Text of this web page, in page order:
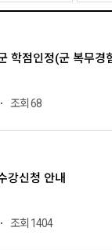
조회 68
강신청 안내
조회 1404